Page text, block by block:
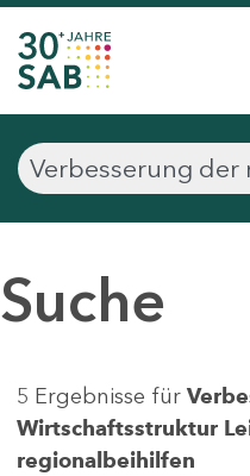
Suche
5 Ergebnisse für
Wirtschaftsstruktur
regionalbeihilfen